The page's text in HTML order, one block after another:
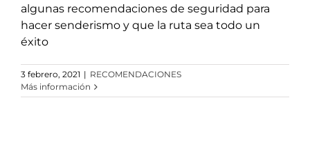
algunas recomendaciones de seguridad para
hacer senderismo y que la ruta sea todo un
éxito
3 febrero, 2021 | RECOMENDACIONES
Más información